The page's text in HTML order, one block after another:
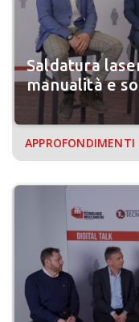
Saldatura
manualità e
APPROFONDIMENTI